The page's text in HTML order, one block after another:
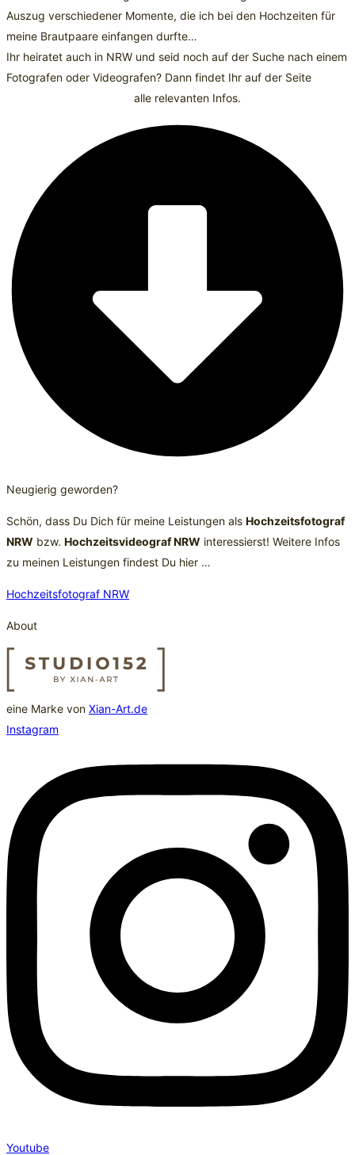
Auszug verschiedener Momente, die ich bei den Hochzeiten für
meine Brautpaare einfangen durfte…
Ihr heiratet auch in NRW und seid noch auf der Suche nach einem
Fotografen oder Videografen? Dann findet Ihr auf der Seite
alle relevanten Infos.
Neugierig geworden?
Schön, dass Du Dich für meine Leistungen als Hochzeitsfotograf
NRW bzw. Hochzeitsvideograf NRW interessierst! Weitere Infos
zu meinen Leistungen findest Du hier …
Hochzeitsfotograf NRW
About
eine Marke von Xian-Art.de
Instagram
Youtube